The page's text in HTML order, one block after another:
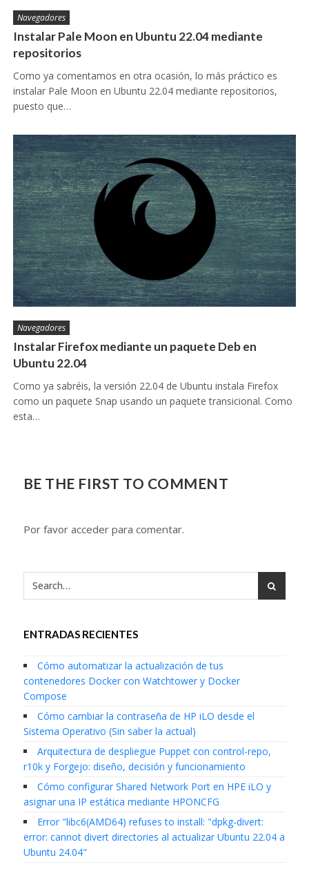
Navegadores
Instalar Pale Moon en Ubuntu 22.04 mediante
repositorios
Como ya comentamos en otra ocasión, lo más práctico es
instalar Pale Moon en Ubuntu 22.04 mediante repositorios,
puesto que…
Navegadores
Instalar Firefox mediante un paquete Deb en
Ubuntu 22.04
Como ya sabréis, la versión 22.04 de Ubuntu instala Firefox
como un paquete Snap usando un paquete transicional. Como
esta…
BE THE FIRST TO COMMENT
Por favor acceder para comentar.
ENTRADAS RECIENTES
Cómo automatizar la actualización de tus
contenedores Docker con Watchtower y Docker
Compose
Cómo cambiar la contraseña de HP iLO desde el
Sistema Operativo (Sin saber la actual)
Arquitectura de despliegue Puppet con control-repo,
r10k y Forgejo: diseño, decisión y funcionamiento
Cómo configurar Shared Network Port en HPE iLO y
asignar una IP estática mediante HPONCFG
Error "libc6(AMD64) refuses to install: "dpkg-divert:
error: cannot divert directories al actualizar Ubuntu 22.04 a
Ubuntu 24.04"